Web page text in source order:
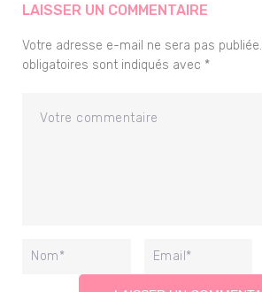
LAISSER UN COMMENTAIRE
Votre adresse e-mail ne sera pas publiée.
obligatoires sont indiqués avec *